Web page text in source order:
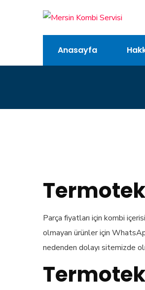
Anasayfa
Parça fiyatları için kombi
olmayan ürünler için
nedenden dolayı sitemizde